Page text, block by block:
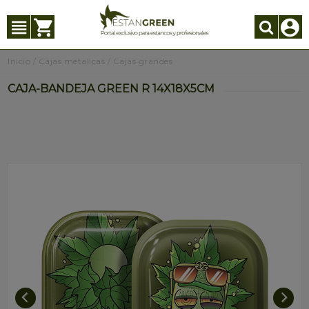
Inicio Cajas metalicas Cajas grandes
CAJA-BANDEJA GREEN R 14X18X5CM